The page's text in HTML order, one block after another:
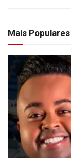
Mais Populares